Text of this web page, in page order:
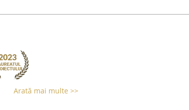
Arată mai multe >>